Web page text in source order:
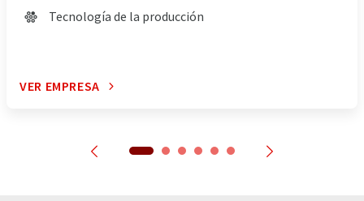
Tecnología de la producción
VER EMPRESA